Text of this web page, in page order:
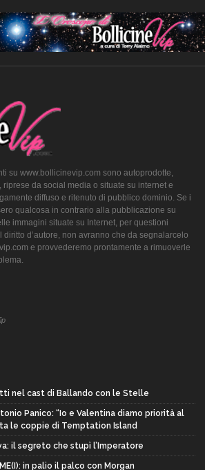
su www.bollicinevip.com sono autoprodotte,
da social media o situate su internet e
diffuso e ritenuto di pubblico dominio. Se i
qualcosa in contrario alla pubblicazione su
immagini situate su Internet, per questioni
d’autore, non avranno che da segnalarcelo
e provvederemo prontamente a rimuoverle
nel cast di Ballando con le Stelle
Panico: “Io e Valentina diamo priorità al
le coppie di Temptation Island
il segreto che stupì l’Imperatore
in palio il palco con Morgan